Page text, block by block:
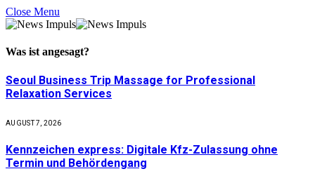
Close Menu
Was ist angesagt?
Seoul Business Trip Massage for Professional
Relaxation Services
AUGUST 7, 2026
Kennzeichen express: Digitale Kfz-Zulassung ohne
Termin und Behördengang